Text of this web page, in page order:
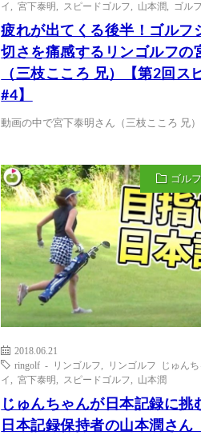
イ
,宮下泰明 スピードゴルフ 山本潤 ゴル
疲れが出てくる後半！ゴルフ
切さを痛感するリンゴルフの
（三枝こころ 兄）【第2回ス
#4】
動画の中で宮下泰明さん（三枝こころ 兄
ゴル
2018.06.21
ringolf - リンゴルフ
リンゴルフ じゅんち
イ
,宮下泰明 スピードゴルフ 山本潤
じゅんちゃんが日本記録に挑
日本記録保持者の山本潤さん